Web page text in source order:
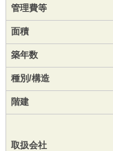
管理費等
面積
築年数
種別/構造
階建
取扱会社